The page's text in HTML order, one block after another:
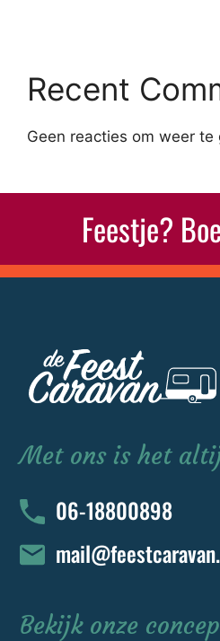
Recent
Geen reacties om weer te
Feestje?
Met ons is het
06-18800898
Bekijk onze